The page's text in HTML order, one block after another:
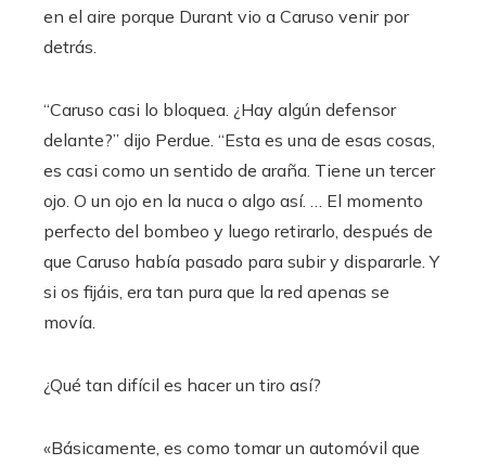
en el aire porque Durant vio a Caruso venir por
detrás.
“Caruso casi lo bloquea. ¿Hay algún defensor
delante?” dijo Perdue. “Esta es una de esas cosas,
es casi como un sentido de araña. Tiene un tercer
ojo. O un ojo en la nuca o algo así. … El momento
perfecto del bombeo y luego retirarlo, después de
que Caruso había pasado para subir y dispararle. Y
si os fijáis, era tan pura que la red apenas se
movía.
¿Qué tan difícil es hacer un tiro así?
«Básicamente, es como tomar un automóvil que